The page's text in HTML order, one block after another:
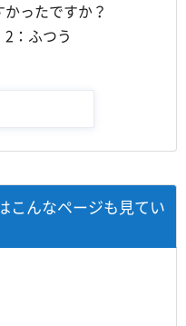
ったですか？
2：ふつう
こんなページも見てい